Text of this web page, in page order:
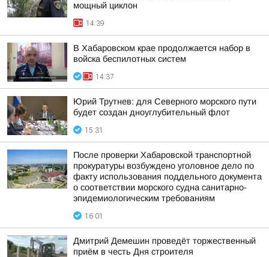
мощный циклон
14:39
В Хабаровском крае продолжается набор в
войска беспилотных систем
14:37
Юрий Трутнев: для Северного морского пути
будет создан дноуглубительный флот
15:31
После проверки Хабаровской транспортной
прокуратуры возбуждено уголовное дело по
факту использования поддельного документа
о соответствии морского судна санитарно-
эпидемиологическим требованиям
16:01
Дмитрий Демешин проведёт торжественный
приём в честь Дня строителя